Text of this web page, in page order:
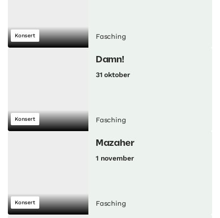
Konsert Fasching
Konsert
Damn!
31 oktober
Fasching
Konsert
Mazaher
1 november
Fasching